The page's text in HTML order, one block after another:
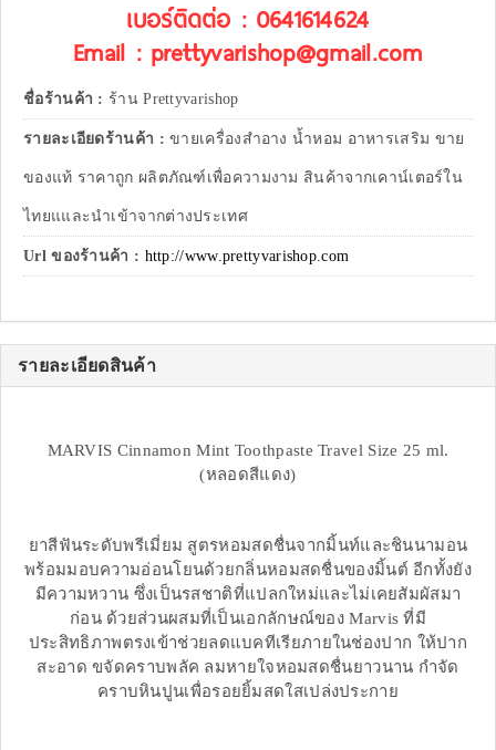
เบอร์ติดต่อ : 0641614624
Email : prettyvarishop@gmail.com
ชื่อร้านค้า : ร้าน Prettyvarishop
รายละเอียดร้านค้า :ขายเครื่องสำอาง น้ำหอม อาหารเสริม ขาย
ของแท้ ราคาถูก ผลิตภัณฑ์เพื่อความงาม สินค้าจากเคาน์เตอร์ใน
ไทยแและนำเข้าจากต่างประเทศ
Url ของร้านค้า : http://www.prettyvarishop.com
รายละเอียดสินค้า
MARVIS Cinnamon Mint Toothpaste Travel Size 25 ml.
(หลอดสีแดง)
ยาสีฟันระดับพรีเมี่ยม สูตรหอมสดชื่นจากมิ้นท์และชินนามอน
พร้อมมอบความอ่อนโยนด้วยกลิ่นหอมสดชื่นของมิ้นต์ อีกทั้งยัง
มีความหวาน ซึ่งเป็นรสชาติที่แปลกใหม่และไม่เคยสัมผัสมา
ก่อน ด้วยส่วนผสมที่เป็นเอกลักษณ์ของ Marvis ที่มี
ประสิทธิภาพตรงเข้าช่วยลดแบคทีเรียภายในช่องปาก ให้ปาก
สะอาด ขจัดคราบพลัค ลมหายใจหอมสดชื่นยาวนาน กำจัด
คราบหินปูนเพื่อรอยยิ้มสดใสเปล่งประกาย